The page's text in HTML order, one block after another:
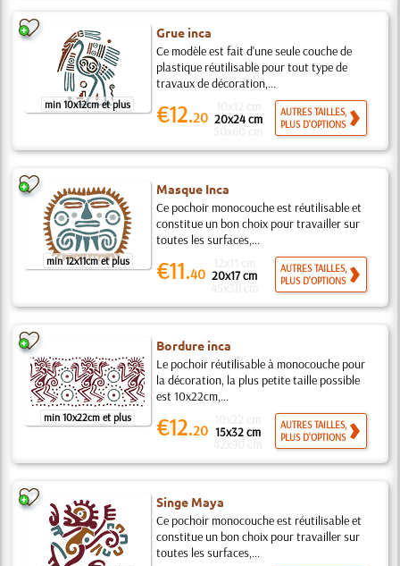
min 10x12cm et plus
Grue inca
Ce modèle est fait d'une seule couche de
plastique réutilisable pour tout type de
travaux de décoration,...
€12.20 20x24 cm
AUTRES TAILLES,
PLUS D'OPTIONS
min 12x11cm et plus
Masque Inca
Ce pochoir monocouche est réutilisable et
constitue un bon choix pour travailler sur
toutes les surfaces,...
€11.40 20x17 cm
AUTRES TAILLES,
PLUS D'OPTIONS
min 10x22cm et plus
Bordure inca
Le pochoir réutilisable à monocouche pour
la décoration, la plus petite taille possible
est 10x22cm,...
€12.20 15x32 cm
AUTRES TAILLES,
PLUS D'OPTIONS
Singe Maya
Ce pochoir monocouche est réutilisable et
constitue un bon choix pour travailler sur
toutes les surfaces,...